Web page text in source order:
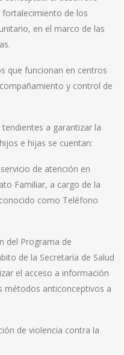
fortalecimiento de los
en el marco de las
que funcionan en centros
y control de
a garantizar la
e hijas se cuentan:
de atención en
Familiar, a cargo de la
como Teléfono
del Programa de
de la Secretaría de Salud
el acceso a información
métodos anticonceptivos a
de violencia contra la